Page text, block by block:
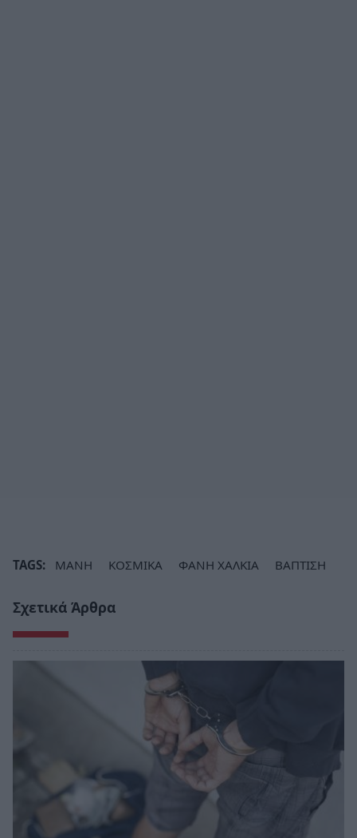
TAGS: ΜΑΝΗ ΚΟΣΜΙΚΑ ΦΑΝΗ ΧΑΛΚΙΑ ΒΑΠΤΙΣΗ
Σχετικά Άρθρα